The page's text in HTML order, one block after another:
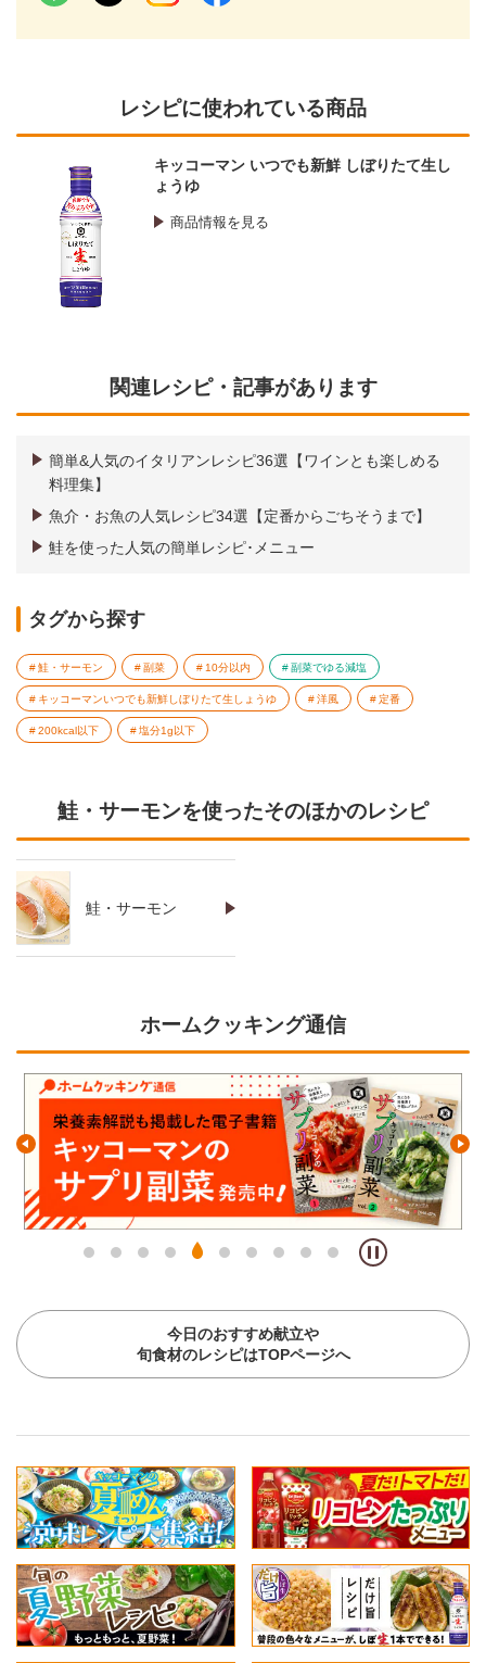
レシピに使われている商品
キッコーマン いつでも新鮮 しぼりたて生し
ょうゆ
商品情報を見る
関連レシピ・記事があります
簡単&人気のイタリアンレシピ36選【ワインとも楽しめる
料理集】
魚介・お魚の人気レシピ34選【定番からごちそうまで】
鮭を使った人気の簡単レシピ･メニュー
タグから探す
鮭・サーモン 副菜 10分以内 副菜でゆる減塩
キッコーマンいつでも新鮮しぼりたて生しょうゆ 洋風 定番
200kcal以下 塩分1g以下
鮭・サーモンを使ったそのほかのレシピ
鮭・サーモン
ホームクッキング通信
今日のおすすめ献立や
旬食材のレシピはTOPページへ